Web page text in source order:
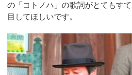
の「コトノハ」の歌詞がとてもす
目してほしいです。